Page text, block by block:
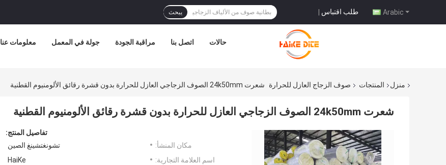
Arabic طلب اقتباس | يبحث
معلومات عنا جولة في المعمل مراقبة الجودة اتصل بنا حالات
منزل المنتجات صوف الزجاج العازل للحرارة شعرت 24k50mm الصوف الزجاجي العازل للحرارة بدون قشرة رقائق الألومنيوم القطنية
شعرت 24k50mm الصوف الزجاجي العازل للحرارة بدون قشرة رقائق الألومنيوم القطنية
تفاصيل المنتج:
مكان المنشأ:
تشونغتشينغ الصين
اسم العلامة التجارية:
HaiKe